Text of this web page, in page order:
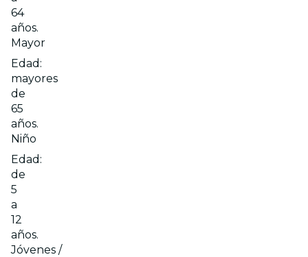
64
años.
Mayor
Edad:
mayores
de
65
años.
Niño
Edad:
de
5
a
12
años.
Jóvenes /